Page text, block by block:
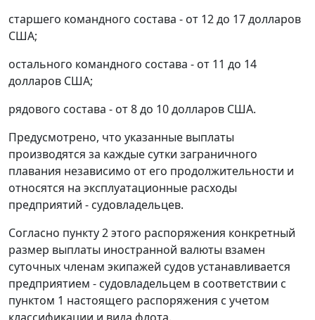
старшего командного состава - от 12 до 17 долларов
США;
остального командного состава - от 11 до 14
долларов США;
рядового состава - от 8 до 10 долларов США.
Предусмотрено, что указанные выплаты
производятся за каждые сутки заграничного
плавания независимо от его продолжительности и
относятся на эксплуатационные расходы
предприятий - судовладельцев.
Согласно пункту 2этого распоряжения конкретный
размер выплаты иностранной валюты взамен
суточных членам экипажей судов устанавливается
предприятием - судовладельцем в соответствии с
пунктом 1 настоящего распоряжения с учетом